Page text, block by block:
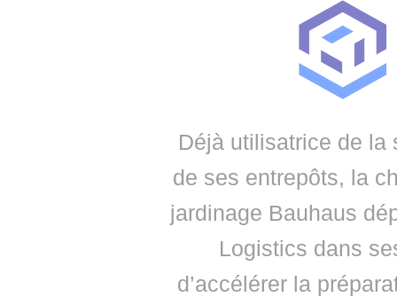
TOUTES LES INTERVIEWS
👉 PRENDRE LA PAROLE
👉 PLANNING EDITORIAL
•
•
•
Déjà utilisatrice de la
de ses entrepôts, la
jardinage Bauhaus
Logistics dans
d’accélérer la